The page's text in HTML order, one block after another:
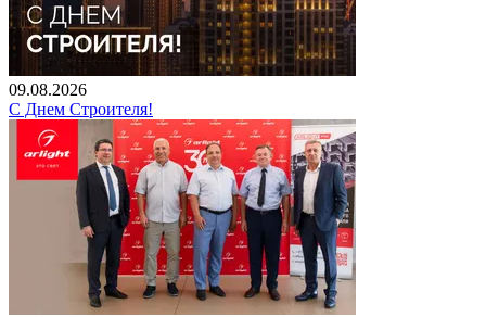
09.08.2026
С Днем Строителя!